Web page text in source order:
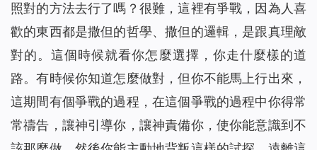
照對的方法去行了嗎？很難，這裡有爭戰，因為人喜
歡的東西都是撒但的哲學、撒但的邏輯，是跟真理敵
對的。這個時候就看你怎麼選擇，你走什麼樣的道
路。有時候你知道怎麼做對，但你不能馬上行出來，
這期間有個爭戰的過程，在這個爭戰的過程中你得常
常禱告，讓神引導你，讓神責備你，使你能意識到不